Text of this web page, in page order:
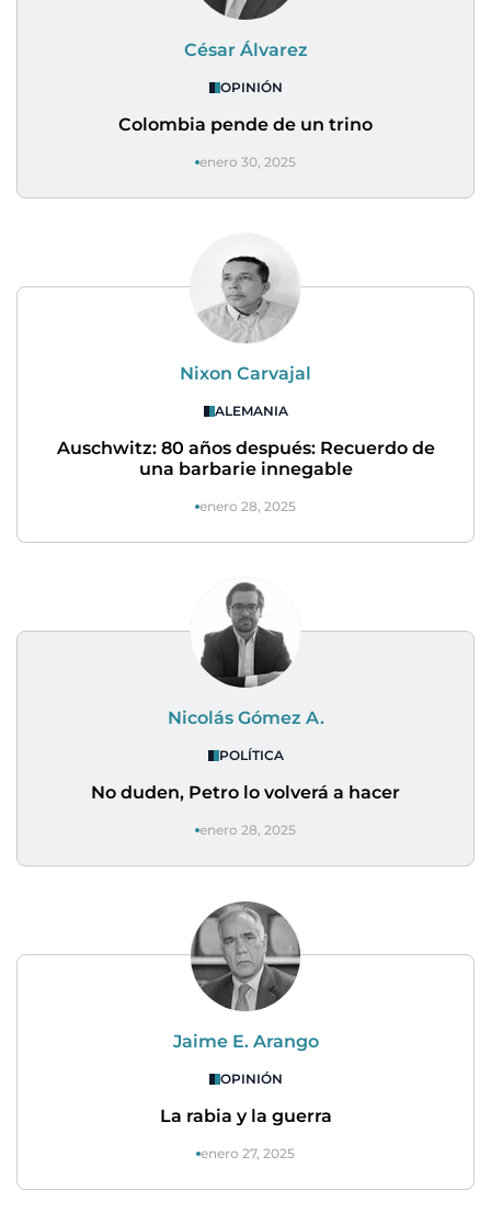
César Álvarez
OPINIÓN
Colombia pende de un trino
enero 30, 2025
Nixon Carvajal
ALEMANIA
Auschwitz: 80 años después: Recuerdo de
una barbarie innegable
enero 28, 2025
Nicolás Gómez A.
POLÍTICA
No duden, Petro lo volverá a hacer
enero 28, 2025
Jaime E. Arango
OPINIÓN
La rabia y la guerra
enero 27, 2025